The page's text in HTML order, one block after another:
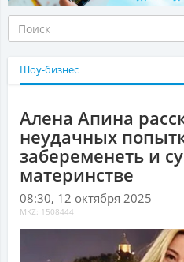
Шоу-бизнес
Алена Апина
неудачных
забеременеть и
материнстве
08:30, 12 октября 2025
MKZ: 1508444